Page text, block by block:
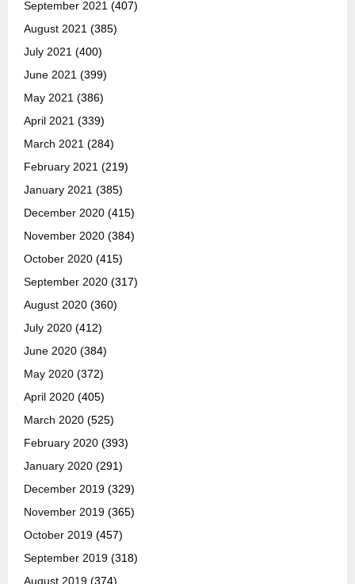
September 2021 (407)
August 2021 (385)
July 2021 (400)
June 2021 (399)
May 2021 (386)
April 2021 (339)
March 2021 (284)
February 2021 (219)
January 2021 (385)
December 2020 (415)
November 2020 (384)
October 2020 (415)
September 2020 (317)
August 2020 (360)
July 2020 (412)
June 2020 (384)
May 2020 (372)
April 2020 (405)
March 2020 (525)
February 2020 (393)
January 2020 (291)
December 2019 (329)
November 2019 (365)
October 2019 (457)
September 2019 (318)
August 2019 (374)